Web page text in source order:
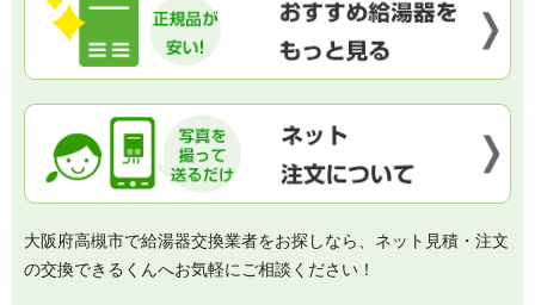
大阪府高槻市で給湯器交換業者をお探しなら、ネット見積・注文
の交換できるくんへお気軽にご相談ください！